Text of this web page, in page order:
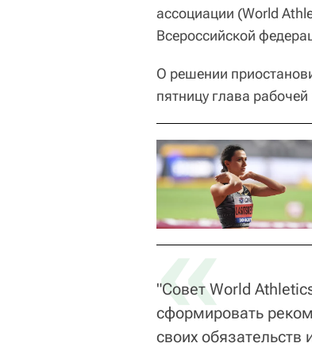
ассоциации (World
Всероссийской
О решении
пятницу глава
«
"Совет World
сформировать
своих обязательств